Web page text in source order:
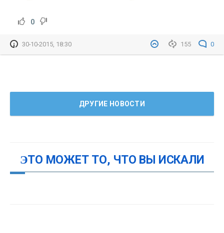
0
155 0
30-10-2015, 18:30
ДРУГИЕ НОВОСТИ
ЭТО МОЖЕТ ТО, ЧТО ВЫ ИСКАЛИ